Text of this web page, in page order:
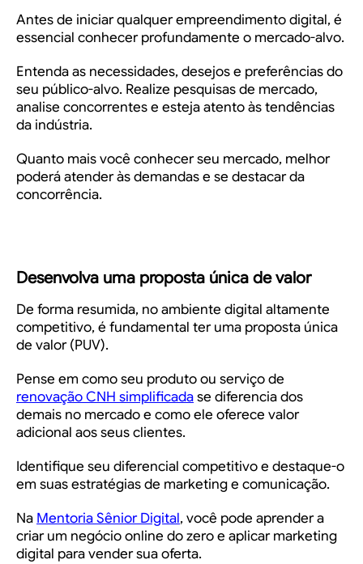
Antes de iniciar qualquer empreendimento digital, é
essencial conhecer profundamente o mercado-alvo.
Entenda as necessidades, desejos e preferências do
seu público-alvo. Realize pesquisas de mercado,
analise concorrentes e esteja atento às tendências
da indústria.
Quanto mais você conhecer seu mercado, melhor
poderá atender às demandas e se destacar da
concorrência.
Desenvolva uma proposta única de valor
De forma resumida, no ambiente digital altamente
competitivo, é fundamental ter uma proposta única
de valor (PUV).
Pense em como seu produto ou serviço de
renovação CNH simplificadase diferencia dos
demais no mercado e como ele oferece valor
adicional aos seus clientes.
Identifique seu diferencial competitivo e destaque-o
em suas estratégias de marketing e comunicação.
Na Mentoria Sênior Digital, você pode aprender a
criar um negócio online do zero e aplicar marketing
digital para vender sua oferta.